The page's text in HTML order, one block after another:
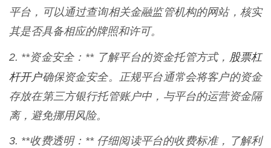
平台，可以通过查询相关金融监管机构的网站，核实
其是否具备相应的牌照和许可。
2. **资金安全：** 了解平台的资金托管方式， 股票杠
杆开户确保资金安全。正规平台通常会将客户的资金
存放在第三方银行托管账户中，与平台的运营资金隔
离，避免挪用风险。
3. **收费透明：** 仔细阅读平台的收费标准，了解利